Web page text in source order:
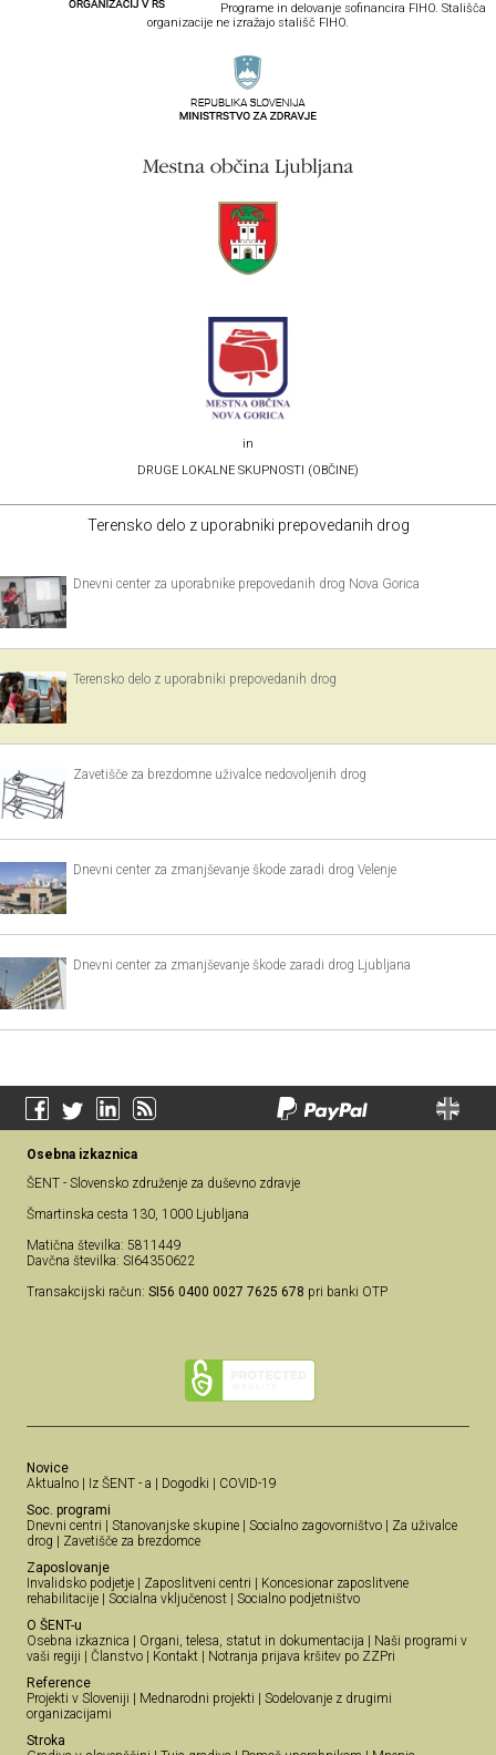
Programe in delovanje sofinancira FIHO. Stališča
organizacije ne izražajo stališč FIHO.
in
DRUGE LOKALNE SKUPNOSTI (OBČINE)
Terensko delo z uporabniki prepovedanih drog
Dnevni center za uporabnike prepovedanih drog Nova Gorica
Terensko delo z uporabniki prepovedanih drog
Zavetišče za brezdomne uživalce nedovoljenih drog
Dnevni center za zmanjševanje škode zaradi drog Velenje
Dnevni center za zmanjševanje škode zaradi drog Ljubljana
Osebna izkaznica
ŠENT - Slovensko združenje za duševno zdravje
Šmartinska cesta 130, 1000 Ljubljana
Matična številka: 5811449
Davčna številka: SI64350622
Transakcijski račun: SI56 0400 0027 7625 678 pri banki OTP
Novice
Aktualno
Iz ŠENT - a Dogodki
COVID-19
Soc. programi
Dnevni centri
Stanovanjske skupine Socialno zagovorništvo
Za uživalce
drog
Zavetišče za brezdomce
Zaposlovanje
Invalidsko podjetje
Zaposlitveni centri
Koncesionar zaposlitvene
rehabilitacije
Socialna vključenost
Socialno podjetništvo
O ŠENT-u
Osebna izkaznica
Organi, telesa, statut in dokumentacija
Naši programi v
vaši regiji
Članstvo Kontakt
Notranja prijava kršitev po ZZPri
Reference
Projekti v Sloveniji
Mednarodni projekti
Sodelovanje z drugimi
organizacijami
Stroka